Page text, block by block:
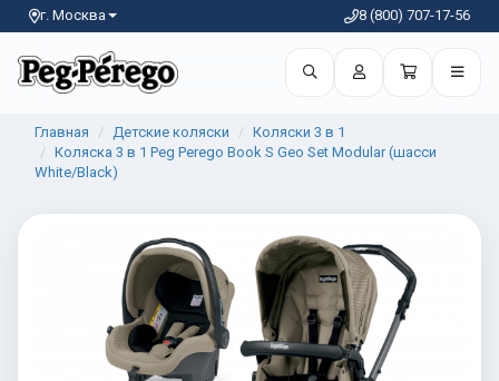
г. Москва 8 (800) 707-17-56
Главная Детские коляски
Коляски 3 в 1
Коляска 3 в 1 Peg Perego Book S Geo Set Modular (шасси
White/Black)